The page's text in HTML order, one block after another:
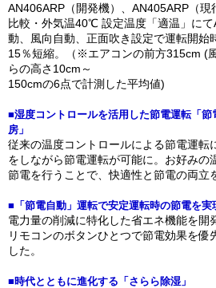
AN406ARP（開発機）、AN405ARP（
比較・外気温40℃ 設定温度「適温」にて
動、風向自動、正面吹き設定で運転開始
15％短縮。（※エアコンの前方315cm (
らの高さ10cm～
150cmの6点で計測した平均値)
■湿度コントロールを活用した節電運転「
房」
従来の温度コントロールによる節電運転
をしながら節電運転が可能に。お好みの
節電を行うことで、快適性と節電の両立
■「節電自動」運転で安定運転時の節電を実
電力量の削減に特化した省エネ機能を開
リモコンのボタンひとつで節電効果を優
した。
■時代とともに進化する「さらら除湿」